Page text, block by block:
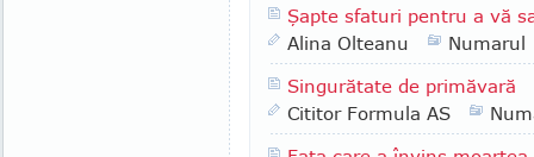
Şapte sfaturi pentru a vă
Alina Olteanu
Numarul
Singurătate de primăvară
Cititor Formula AS